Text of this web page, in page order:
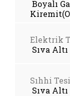
Boyalı
Elektrik
Sıva Altı
Sıhhi
Sıva Altı